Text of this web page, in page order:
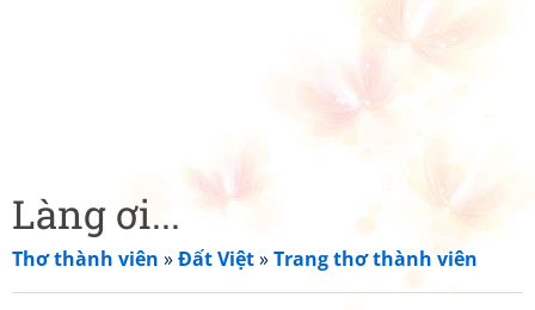
Làng ơi...
Thơ thành viên »Đất Việt»Trang thơ thành viên